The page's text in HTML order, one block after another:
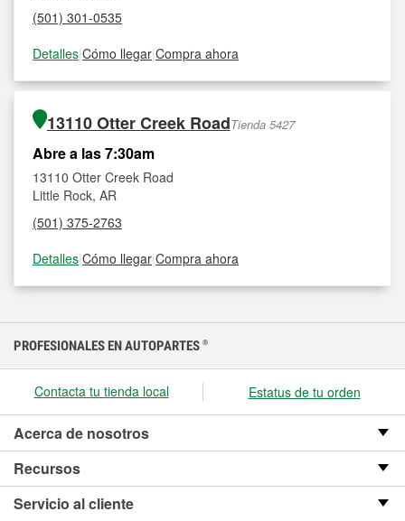
(501) 301-0535
Detalles|Cómo llegar|Compra ahora
13110 Otter Creek RoadTienda 5427
Abre a las 7:30am
13110 Otter Creek Road
Little Rock, AR
(501) 375-2763
Detalles|Cómo llegar|Compra ahora
PROFESIONALES EN AUTOPARTES ®
Contacta tu tienda local Estatus de tu orden
Acerca de nosotros
Recursos
Servicio al cliente